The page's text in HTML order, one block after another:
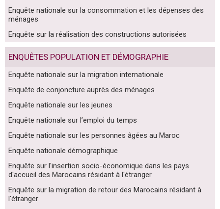
Enquête nationale sur la consommation et les dépenses des
ménages
Enquête sur la réalisation des constructions autorisées
ENQUÊTES POPULATION ET DÉMOGRAPHIE
Enquête nationale sur la migration internationale
Enquête de conjoncture auprès des ménages
Enquête nationale sur les jeunes
Enquête nationale sur l’emploi du temps
Enquête nationale sur les personnes âgées au Maroc
Enquête nationale démographique
Enquête sur l'insertion socio-économique dans les pays
d'accueil des Marocains résidant à l'étranger
Enquête sur la migration de retour des Marocains résidant à
l'étranger